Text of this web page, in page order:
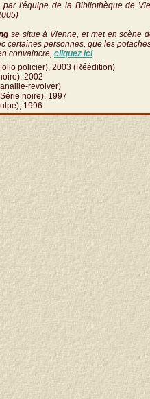
l'équipe de la Bibliothèque de
se situe à Vienne, et met en scène
certaines personnes, que les
convaincre, cliquez ici
policier), 2003 (Réédition)
2002
revolver)
noire), 1997
1996